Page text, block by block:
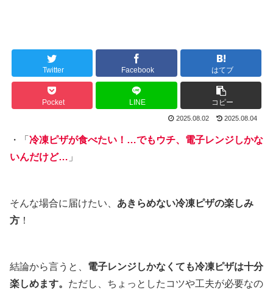
Twitter Facebook はてブ
Pocket LINE コピー
2025.08.02 2025.08.04
・「 冷凍ピザが食べたい！…でもウチ、電子レンジしかな
いんだけど… 」
そんな場合に届けたい、 あきらめない冷凍ピザの楽しみ
方 ！
結論から言うと、 電子レンジしかなくても冷凍ピザは十分
楽しめます。 ただし、ちょっとしたコツや工夫が必要なの